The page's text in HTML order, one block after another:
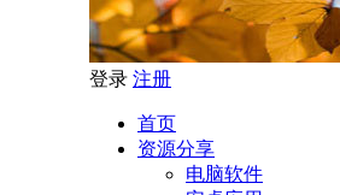
登录 注册
首页
资源分享
电脑软件